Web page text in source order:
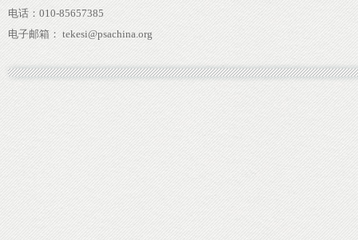
电话：010-85657385
电子邮箱： tekesi@psachina.org